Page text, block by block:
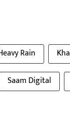
Rain
Saam Digital